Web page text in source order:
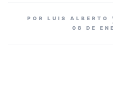
POR LUIS ALBERTO
08 DE